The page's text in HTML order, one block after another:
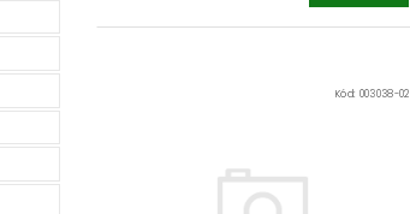
Kód: 003038-02